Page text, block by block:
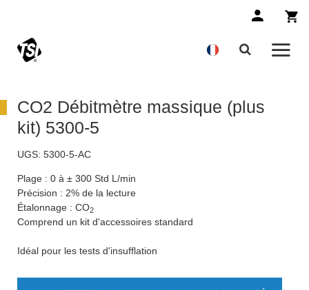
CO2 Débitmètre massique (plus
kit) 5300-5
UGS: 5300-5-AC
Plage : 0 à ± 300 Std L/min
Précision : 2% de la lecture
Étalonnage : CO2
Comprend un kit d'accessoires standard
Idéal pour les tests d'insufflation